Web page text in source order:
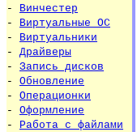
- Винчестер
- Виртуальные ОС
- Виртуальники
- Драйверы
- Запись дисков
- Обновление
- Операционки
- Оформление
- Работа с файлами